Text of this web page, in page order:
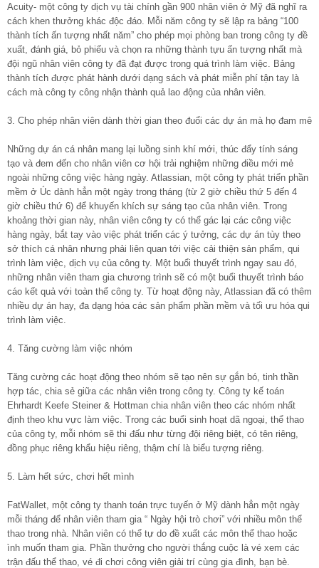
Acuity- một công ty dịch vụ tài chính gần 900 nhân viên ở Mỹ đã nghĩ ra
cách khen thưởng khác độc đáo. Mỗi năm công ty sẽ lập ra bảng “100
thành tích ấn tượng nhất năm” cho phép mọi phòng ban trong công ty đề
xuất, đánh giá, bỏ phiếu và chọn ra những thành tựu ấn tượng nhất mà
đội ngũ nhân viên công ty đã đạt được trong quá trình làm việc. Bảng
thành tích được phát hành dưới dạng sách và phát miễn phí tận tay là
cách mà công ty công nhận thành quả lao động của nhân viên.
3. Cho phép nhân viên dành thời gian theo đuổi các dự án mà họ đam mê
Những dự án cá nhân mang lại luồng sinh khí mới, thúc đẩy tính sáng
tạo và đem đến cho nhân viên cơ hội trải nghiệm những điều mới mẻ
ngoài những công việc hàng ngày. Atlassian, một công ty phát triển phần
mềm ở Úc dành hẳn một ngày trong tháng (từ 2 giờ chiều thứ 5 đến 4
giờ chiều thứ 6) để khuyến khích sự sáng tạo của nhân viên. Trong
khoảng thời gian này, nhân viên công ty có thể gác lại các công việc
hàng ngày, bắt tay vào việc phát triển các ý tưởng, các dự án tùy theo
sở thích cá nhân nhưng phải liên quan tới việc cải thiện sản phẩm, qui
trình làm việc, dịch vụ của công ty. Một buổi thuyết trình ngay sau đó,
những nhân viên tham gia chương trình sẽ có một buổi thuyết trình báo
cáo kết quả với toàn thể công ty. Từ hoạt động này, Atlassian đã có thêm
nhiều dự án hay, đa dạng hóa các sản phẩm phần mềm và tối ưu hóa qui
trình làm việc.
4. Tăng cường làm việc nhóm
Tăng cường các hoạt động theo nhóm sẽ tạo nên sự gắn bó, tinh thần
hợp tác, chia sẻ giữa các nhân viên trong công ty. Công ty kế toán
Ehrhardt Keefe Steiner & Hottman chia nhân viên theo các nhóm nhất
định theo khu vực làm việc. Trong các buổi sinh hoạt dã ngoại, thể thao
của công ty, mỗi nhóm sẽ thi đấu như từng đội riêng biệt, có tên riêng,
đồng phục riêng khẩu hiệu riêng, thậm chí là biểu tượng riêng.
5. Làm hết sức, chơi hết mình
FatWallet, một công ty thanh toán trực tuyến ở Mỹ dành hẳn một ngày
mỗi tháng để nhân viên tham gia “ Ngày hội trò chơi” với nhiều môn thể
thao trong nhà. Nhân viên có thể tự do đề xuất các môn thể thao hoặc
ình muốn tham gia. Phần thưởng cho người thắng cuộc là vé xem các
trận đấu thể thao, vé đi chơi công viên giải trí cùng gia đình, bạn bè.